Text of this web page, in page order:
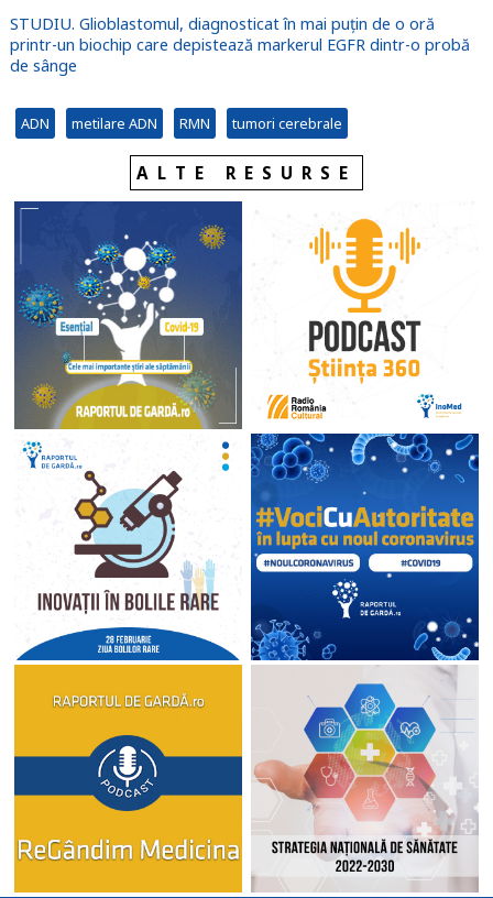
STUDIU. Glioblastomul, diagnosticat în mai puțin de o oră
printr-un biochip care depistează markerul EGFR dintr-o probă
de sânge
ADN metilare ADN RMN tumori cerebrale
ALTE RESURSE